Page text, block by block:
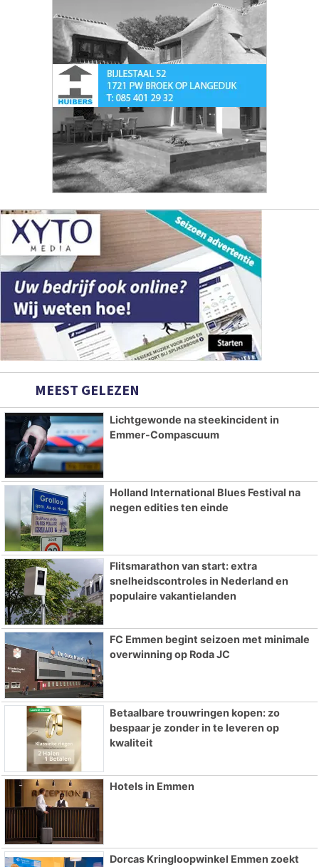
MEEST GELEZEN
Lichtgewonde na steekincident in
Emmer-Compascuum
Holland International Blues Festival na
negen edities ten einde
Flitsmarathon van start: extra
snelheidscontroles in Nederland en
populaire vakantielanden
FC Emmen begint seizoen met minimale
overwinning op Roda JC
Betaalbare trouwringen kopen: zo
bespaar je zonder in te leveren op
kwaliteit
Hotels in Emmen
Dorcas Kringloopwinkel Emmen zoekt